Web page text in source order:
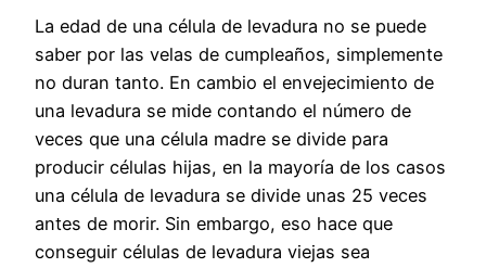
La edad de una célula de levadura no se puede
saber por las velas de cumpleaños, simplemente
no duran tanto. En cambio el envejecimiento de
una levadura se mide contando el número de
veces que una célula madre se divide para
producir células hijas, en la mayoría de los casos
una célula de levadura se divide unas 25 veces
antes de morir. Sin embargo, eso hace que
conseguir células de levadura viejas sea